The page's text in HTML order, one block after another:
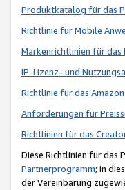
Produktkatalog für das
Richtlinie für Mobile
Markenrichtlinien für
IP-Lizenz- und
Richtlinie für das
Anforderungen für
Richtlinien für das
Diese Richtlinien für das
Partnerprogramm; in
der Vereinbarung